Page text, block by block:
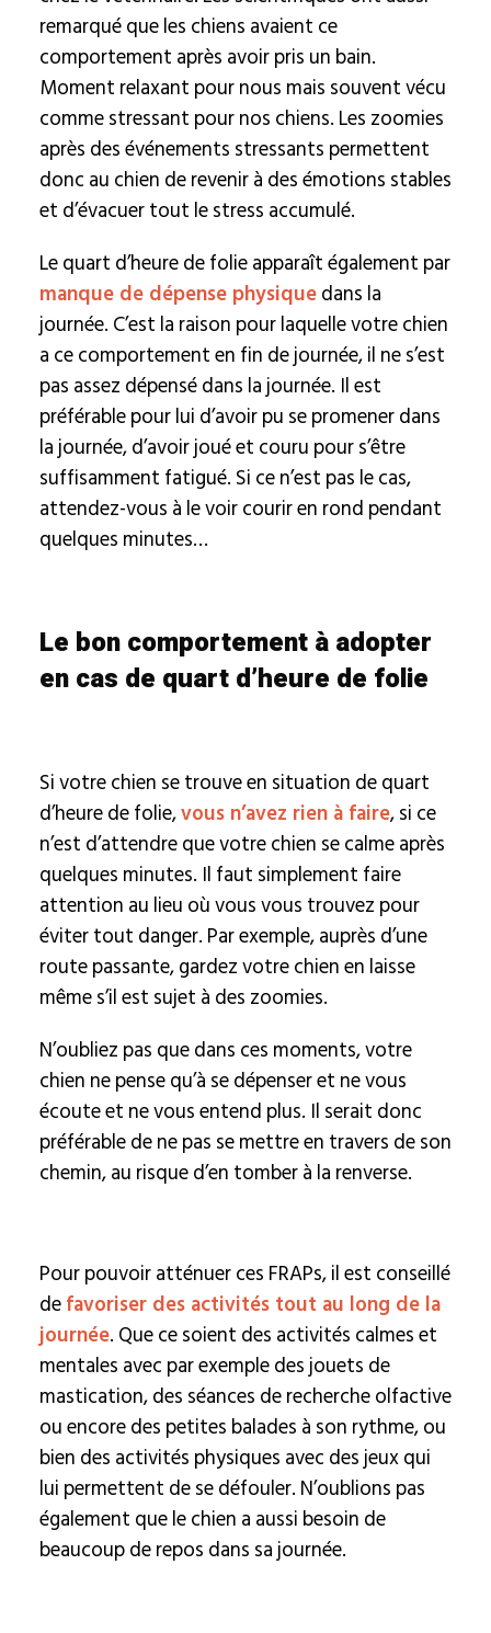
remarqué que les chiens avaient ce
comportement après avoir pris un bain.
Moment relaxant pour nous mais souvent vécu
comme stressant pour nos chiens. Les zoomies
après des événements stressants permettent
donc au chien de revenir à des émotions stables
et d’évacuer tout le stress accumulé.
Le quart d’heure de folie apparaît également par
manque de dépense physiquedans la
journée. C’est la raison pour laquelle votre chien
a ce comportement en fin de journée, il ne s’est
pas assez dépensé dans la journée. Il est
préférable pour lui d’avoir pu se promener dans
la journée, d’avoir joué et couru pour s’être
suffisamment fatigué. Si ce n’est pas le cas,
attendez-vous à le voir courir en rond pendant
quelques minutes…
Le bon comportement à adopter
en cas de quart d’heure de folie
Si votre chien se trouve en situation de quart
d’heure de folie,vous n’avez rien à faire, si ce
n’est d’attendre que votre chien se calme après
quelques minutes. Il faut simplement faire
attention au lieu où vous vous trouvez pour
éviter tout danger. Par exemple, auprès d’une
route passante, gardez votre chien en laisse
même s’il est sujet à des zoomies.
N’oubliez pas que dans ces moments, votre
chien ne pense qu’à se dépenser et ne vous
écoute et ne vous entend plus. Il serait donc
préférable de ne pas se mettre en travers de son
chemin, au risque d’en tomber à la renverse.
Pour pouvoir atténuer ces FRAPs, il est conseillé
defavoriser des activités tout au long de la
journée. Que ce soient des activités calmes et
mentales avec par exemple des jouets de
mastication, des séances de recherche olfactive
ou encore des petites balades à son rythme, ou
bien des activités physiques avec des jeux qui
lui permettent de se défouler. N’oublions pas
également que le chien a aussi besoin de
beaucoup de repos dans sa journée.